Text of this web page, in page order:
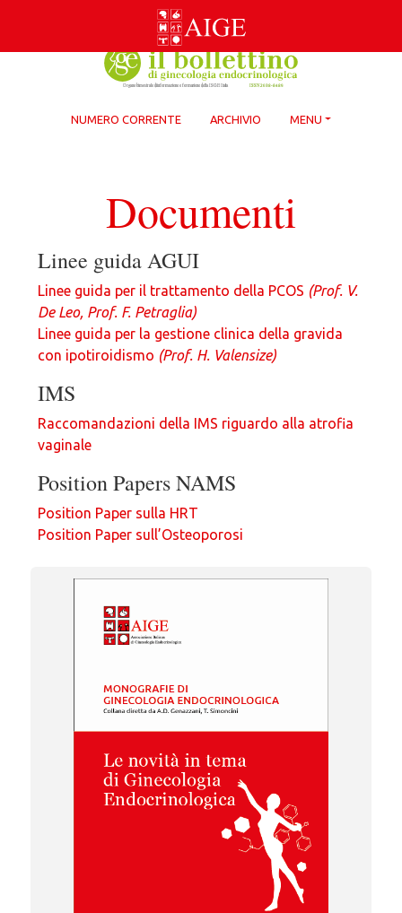
NUMERO CORRENTE ARCHIVIO MENU
Documenti
Linee guida AGUI
Linee guida per il trattamento della PCOS (Prof. V.
De Leo, Prof. F. Petraglia)
Linee guida per la gestione clinica della gravida
con ipotiroidismo (Prof. H. Valensize)
IMS
Raccomandazioni della IMS riguardo alla atrofia
vaginale
Position Papers NAMS
Position Paper sulla HRT
Position Paper sull’Osteoporosi